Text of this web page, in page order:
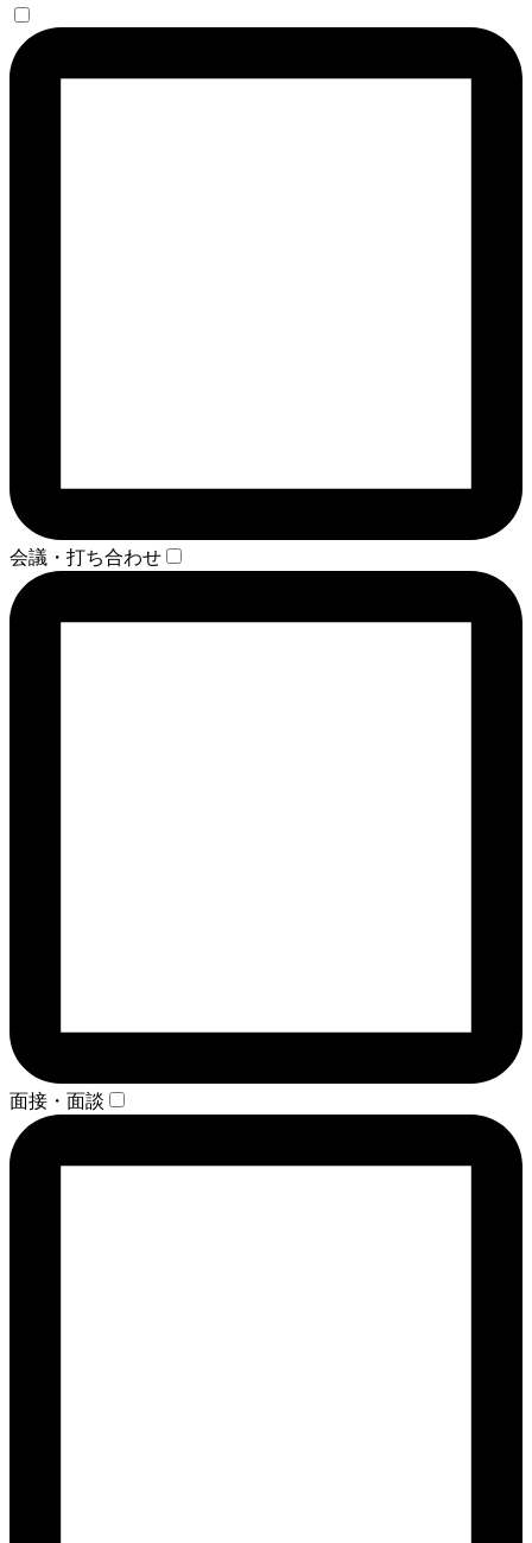
会議・打ち合わせ
面接・面談